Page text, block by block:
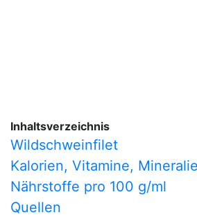
Inhaltsverzeichnis
Wildschweinfilet
Kalorien, Vitamine,
Nährstoffe pro 100 g/ml
Quellen